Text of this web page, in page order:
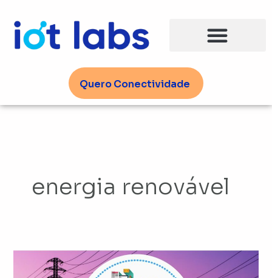
para
Quero Conectividade
energia renovável